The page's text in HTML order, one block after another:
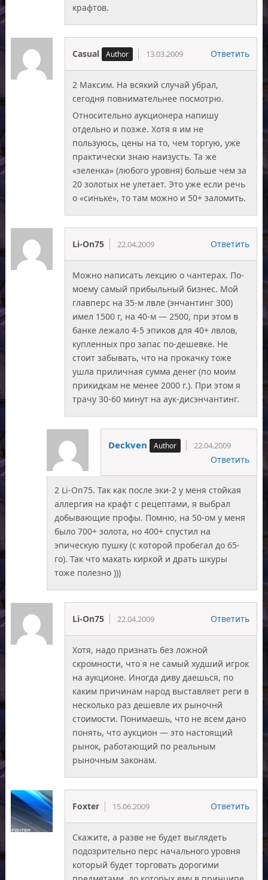
крафтов.
Casual 13.03.2009 Ответить
2 Максим. На всякий случай убрал,
сегодня повнимательнее посмотрю.
Относительно аукционера напишу
отдельно и позже. Хотя я им не
пользуюсь, цены на то, чем торгую, уже
практически знаю наизусть. Та же
«зеленка» (любого уровня) больше чем за
20 золотых не улетает. Это уже если речь
о «синьке», то там можно и 50+ заломить.
Li-On75 22.04.2009 Ответить
Можно написать лекцию о чантерах. По-
моему самый прибыльный бизнес. Мой
главперс на 35-м лвле (энчантинг 300)
имел 1500 г, на 40-м — 2500, при этом в
банке лежало 4-5 эпиков для 40+ лвлов,
купленных про запас по-дешевке. Не
стоит забывать, что на прокачку тоже
ушла приличная сумма денег (по моим
прикидкам не менее 2000 г.). При этом я
трачу 30-60 минут на аук-дисэнчантинг.
Deckven 22.04.2009
Ответить
2 Li-On75. Так как после эки-2 у меня стойкая
аллергия на крафт с рецептами, я выбрал
добывающие профы. Помню, на 50-ом у меня
было 700+ золота, но 400+ спустил на
эпическую пушку (с которой пробегал до 65-
го). Так что махать киркой и драть шкуры
тоже полезно )))
Li-On75 22.04.2009 Ответить
Хотя, надо признать без ложной
скромности, что я не самый худший игрок
на аукционе. Иногда диву даешься, по
каким причинам народ выставляет реги в
несколько раз дешевле их рыночнй
стоимости. Понимаешь, что не всем дано
понять, что аукцион — это настоящий
рынок, работающий по реальным
рыночным законам.
Foxter 15.06.2009 Ответить
Скажите, а разве не будет выглядеть
подозрительно перс начального уровня
который будет торговать дорогими